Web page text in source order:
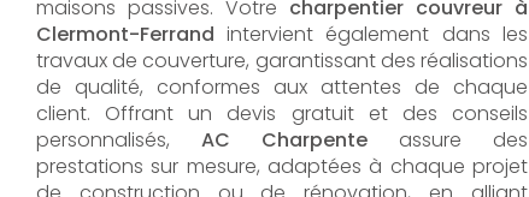
maisons passives. Votre charpentier couvreur à
Clermont-Ferrand intervient également dans les
travaux de couverture, garantissant des réalisations
de qualité, conformes aux attentes de chaque
client. Offrant un devis gratuit et des conseils
personnalisés, AC Charpente assure des
prestations sur mesure, adaptées à chaque projet